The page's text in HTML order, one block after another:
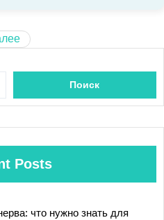
Поиск
Posts
что нужно знать для